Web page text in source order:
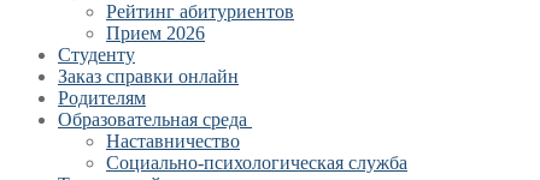
Рейтинг абитуриентов
Прием 2026
Студенту
Заказ справки онлайн
Родителям
Образовательная среда
Наставничество
Социально-психологическая служба